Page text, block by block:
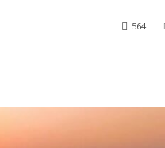
564